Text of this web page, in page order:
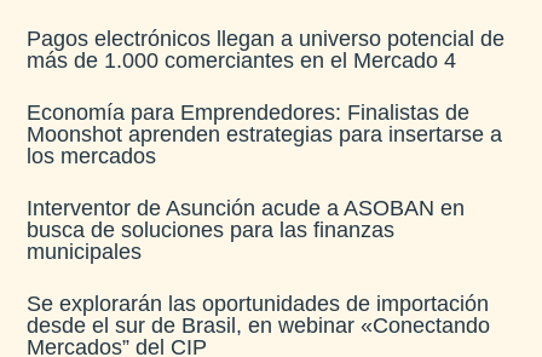
Pagos electrónicos llegan a universo potencial de
más de 1.000 comerciantes en el Mercado 4
Economía para Emprendedores: Finalistas de
Moonshot aprenden estrategias para insertarse a
los mercados
Interventor de Asunción acude a ASOBAN en
busca de soluciones para las finanzas
municipales
Se explorarán las oportunidades de importación
desde el sur de Brasil, en webinar «Conectando
Mercados” del CIP